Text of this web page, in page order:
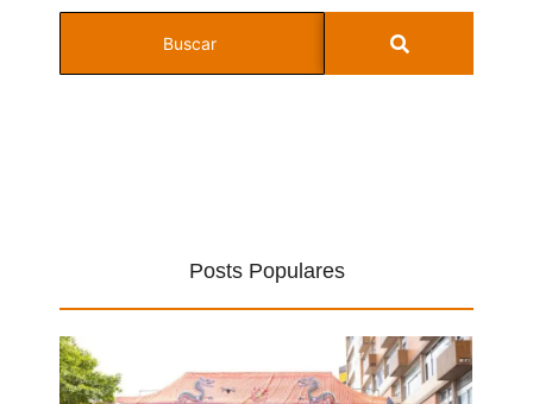
Posts Populares